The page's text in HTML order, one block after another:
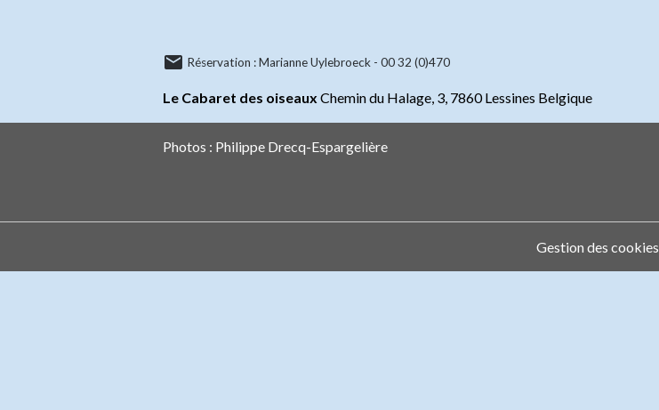
Réservation : Marianne Uylebroeck - 00 32 (0)470
Le Cabaret des oiseaux Chemin du Halage, 3, 7860 Lessines Belgique
Photos : Philippe Drecq-Espargelière
Gestion des cookies